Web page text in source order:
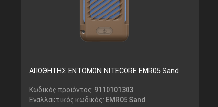
ΑΠΩΘΗΤΗΣ ΕΝΤΟΜΩΝ NITECORE EMR05 Sand
Κωδικός προϊόντος: 9110101303
Εναλλακτικός κωδικός: EMR05 Sand